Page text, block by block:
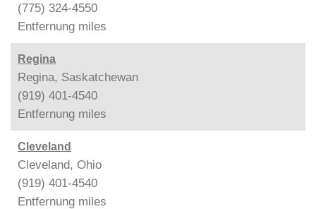
(775) 324-4550
Entfernung miles
Regina
Regina, Saskatchewan
(919) 401-4540
Entfernung miles
Cleveland
Cleveland, Ohio
(919) 401-4540
Entfernung miles